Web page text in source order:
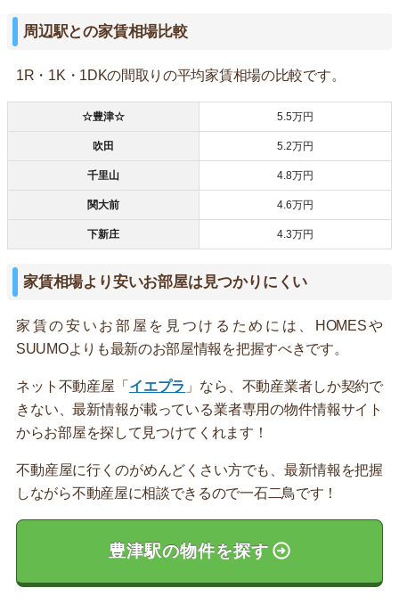
周辺駅との家賃相場比較
1R・1K・1DKの間取りの平均家賃相場の比較です。
☆豊津☆ 5.5万円
吹田 5.2万円
千里山 4.8万円
関大前 4.6万円
下新庄 4.3万円
家賃相場より安いお部屋は見つかりにくい
家賃の安いお部屋を見つけるためには、HOMESや
SUUMOよりも最新のお部屋情報を把握すべきです。
ネット不動産屋「 イエプラ 」なら、不動産業者しか契約で
きない、最新情報が載っている業者専用の物件情報サイト
からお部屋を探して見つけてくれます！
不動産屋に行くのがめんどくさい方でも、最新情報を把握
しながら不動産屋に相談できるので一石二鳥です！
豊津駅の物件を探す